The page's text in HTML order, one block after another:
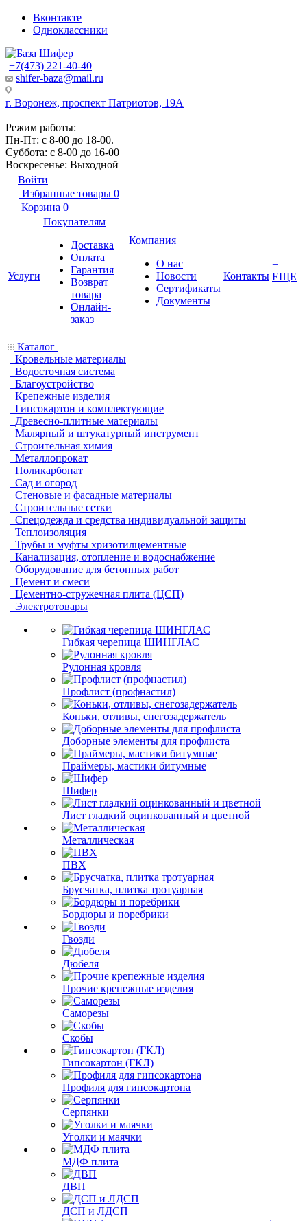
Вконтакте
Одноклассники
+7(473) 221-40-40
shifer-baza@mail.ru
г. Воронеж, проспект Патриотов, 19А
Режим работы:
Пн-Пт: с 8-00 до 18-00.
Суббота: с 8-00 до 16-00
Воскресенье: Выходной
Войти
Избранные товары 0
Корзина 0
Услуги
Покупателям
Доставка
Оплата
Гарантия
Возврат
товара
Онлайн-
заказ
Компания
О нас
Новости
Сертификаты
Документы
Контакты
+
ЕЩЕ
Каталог
Кровельные материалы
Водосточная система
Благоустройство
Крепежные изделия
Гипсокартон и комплектующие
Древесно-плитные материалы
Малярный и штукатурный инструмент
Строительная химия
Металлопрокат
Поликарбонат
Сад и огород
Стеновые и фасадные материалы
Строительные сетки
Спецодежда и средства индивидуальной защиты
Теплоизоляция
Трубы и муфты хризотилцементные
Канализация, отопление и водоснабжение
Оборудование для бетонных работ
Цемент и смеси
Цементно-стружечная плита (ЦСП)
Электротовары
Гибкая черепица ШИНГЛАС
Рулонная кровля
Профлист (профнастил)
Коньки, отливы, снегозадержатель
Доборные элементы для профлиста
Праймеры, мастики битумные
Шифер
Лист гладкий оцинкованный и цветной
Металлическая
ПВХ
Брусчатка, плитка тротуарная
Бордюры и поребрики
Гвозди
Дюбеля
Прочие крепежные изделия
Саморезы
Скобы
Гипсокартон (ГКЛ)
Профиля для гипсокартона
Серпянки
Уголки и маячки
МДФ плита
ДВП
ДСП и ЛДСП